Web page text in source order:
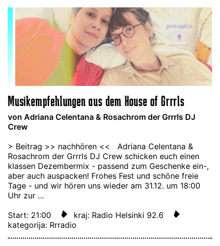
Musikempfehlungen aus dem House of Grrrls
von Adriana Celentana & Rosachrom der Grrrls DJ
Crew
> Beitrag >> nachhören << Adriana Celentana &
Rosachrom der Grrrls DJ Crew schicken euch einen
klassen Dezembermix - passend zum Geschenke ein-,
aber auch auspacken! Frohes Fest und schöne freie
Tage - und wir hören uns wieder am 31.12. um 18:00
Uhr zur …
Start: 21:00
kraj: Radio Helsinki 92.6
kategorija: Rrradio